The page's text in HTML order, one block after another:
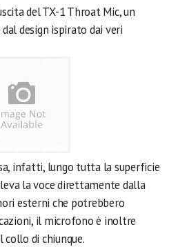
del TX-1 Throat Mic, un
design ispirato dai veri
infatti, lungo tutta la superficie
la voce direttamente dalla
esterni che potrebbero
il microfono è inoltre
di chiunque.